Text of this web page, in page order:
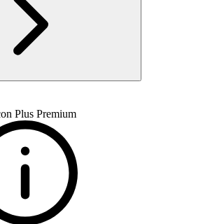
Plus Premium